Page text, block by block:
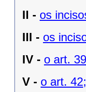
II - os
III - os
IV - o art.
V - o art. 42;